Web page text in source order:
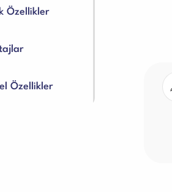
Özellikler
Özellikler